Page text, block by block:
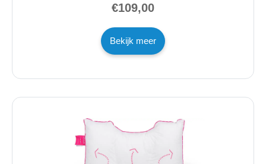
€109,00
Bekijk meer